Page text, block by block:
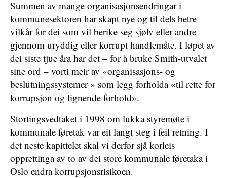
Summen av mange organisasjonsendringar i
kommunesektoren har skapt nye og til dels betre
vilkår for dei som vil berike seg sjølv eller andre
gjennom uryddig eller korrupt handlemåte. I løpet av
dei siste tjue åra har det – for å bruke Smith-utvalet
sine ord – vorti meir av «organisasjons- og
beslutningssystemer » som legg forholda «til rette for
korrupsjon og lignende forhold».
Stortingsvedtaket i 1998 om lukka styremøte i
kommunale føretak var eit langt steg i feil retning. I
det neste kapittelet skal vi derfor sjå korleis
opprettinga av to av dei store kommunale føretaka i
Oslo endra korrupsjonsrisikoen.